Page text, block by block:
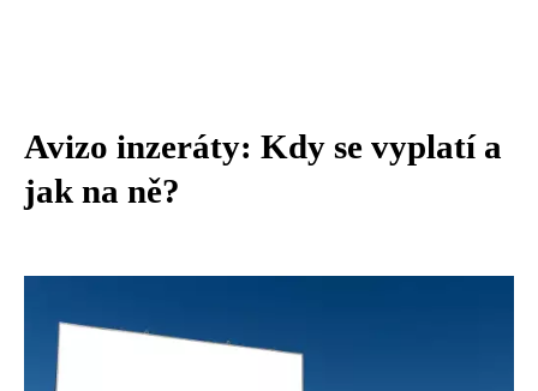
Avizo inzeráty: Kdy se vyplatí a
jak na ně?